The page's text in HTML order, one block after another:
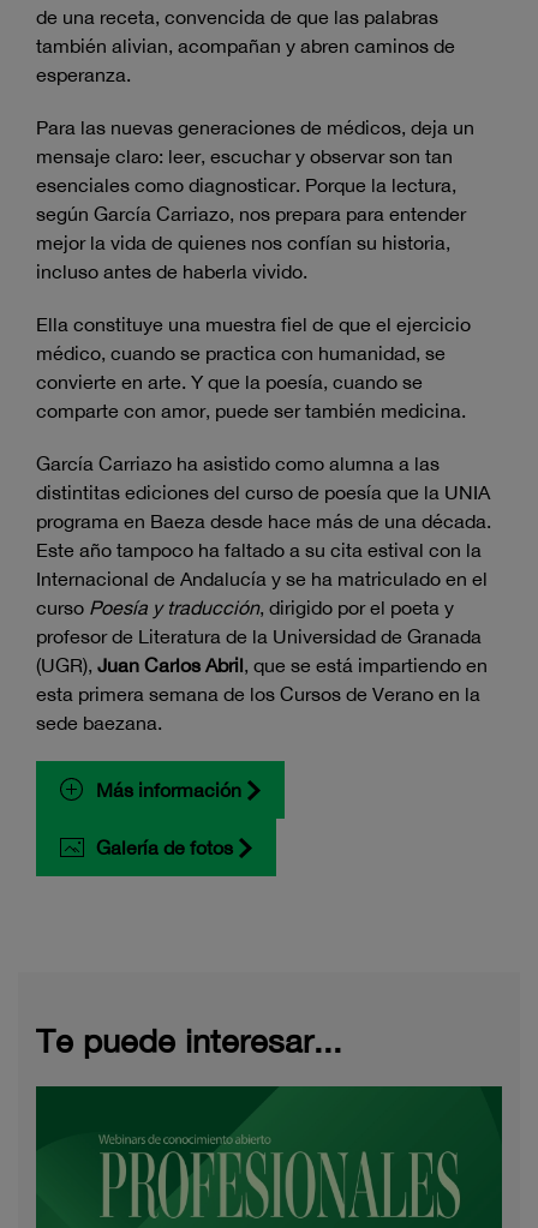
de una receta, convencida de que las palabras
también alivian, acompañan y abren caminos de
esperanza.
Para las nuevas generaciones de médicos, deja un
mensaje claro: leer, escuchar y observar son tan
esenciales como diagnosticar. Porque la lectura,
según García Carriazo, nos prepara para entender
mejor la vida de quienes nos confían su historia,
incluso antes de haberla vivido.
Ella constituye una muestra fiel de que el ejercicio
médico, cuando se practica con humanidad, se
convierte en arte. Y que la poesía, cuando se
comparte con amor, puede ser también medicina.
García Carriazo ha asistido como alumna a las
distintitas ediciones del curso de poesía que la UNIA
programa en Baeza desde hace más de una década.
Este año tampoco ha faltado a su cita estival con la
Internacional de Andalucía y se ha matriculado en el
curso Poesía y traducción, dirigido por el poeta y
profesor de Literatura de la Universidad de Granada
(UGR), Juan Carlos Abril, que se está impartiendo en
esta primera semana de los Cursos de Verano en la
sede baezana.
Más información
Galería de fotos
Te puede interesar...